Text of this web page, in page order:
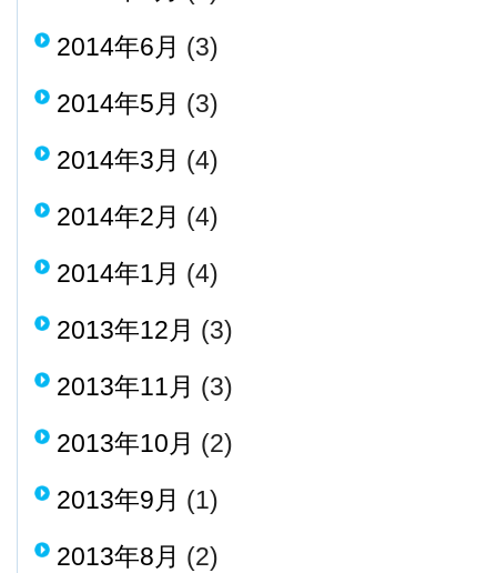
2014年6月 (3)
2014年5月 (3)
2014年3月 (4)
2014年2月 (4)
2014年1月 (4)
2013年12月 (3)
2013年11月 (3)
2013年10月 (2)
2013年9月 (1)
2013年8月 (2)